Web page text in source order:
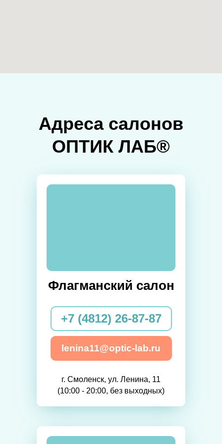
Адреса салонов
ОПТИК ЛАБ®
г. Смоленск, ул. Ленина, 11
(10:00 - 20:00, без выходных)
Флагманский салон
+7 (4812) 26-87-87
lenina11@optic-lab.ru